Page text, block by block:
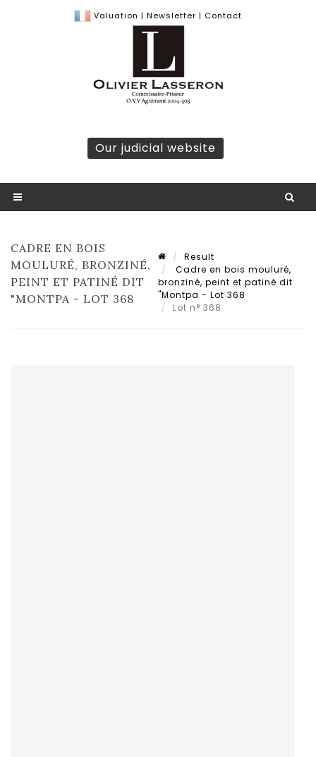
Valuation | Newsletter | Contact
Our judicial website
CADRE EN BOIS
MOULURÉ, BRONZINÉ,
PEINT ET PATINÉ DIT
"MONTPA - LOT 368
Result
Cadre en bois mouluré,
bronziné, peint et patiné dit
"Montpa - Lot 368
Lot n° 368